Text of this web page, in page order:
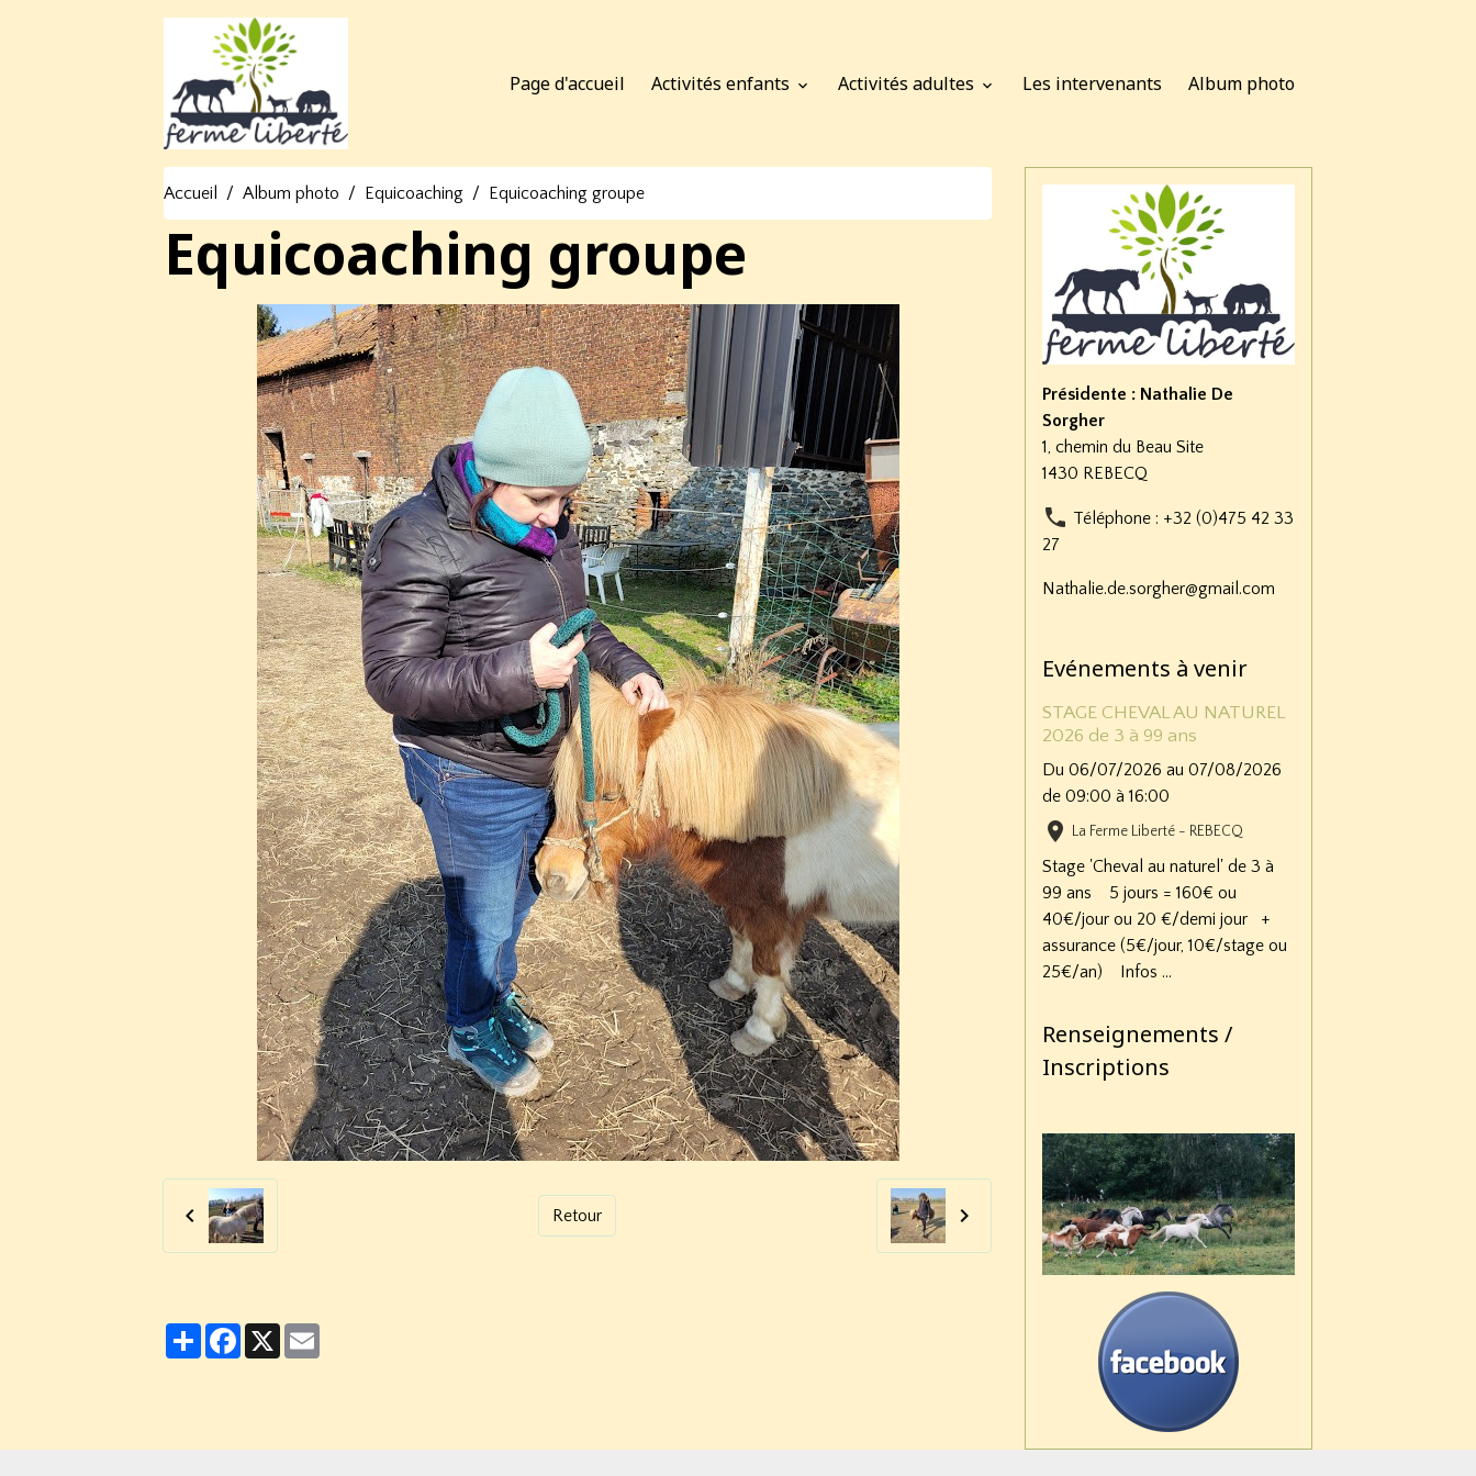
Page d'accueil Activités enfants Activités adultes Les intervenants Album photo
Accueil Album photo Equicoaching Equicoaching groupe
Equicoaching groupe
Retour
PartagerFacebook
X
Présidente : Nathalie De
Sorgher
1, chemin du Beau Site
1430 REBECQ
Téléphone : +32 (0)475 42 33
27
Nathalie.de.sorgher@gmail.com
Evénements à venir
STAGE CHEVAL AU NATUREL
2026 de 3 à 99 ans
Du 06/07/2026 au 07/08/2026
de 09:00 à 16:00
La Ferme Liberté - REBECQ
Stage 'Cheval au naturel' de 3 à
99 ans 5 jours = 160€ ou
40€/jour ou 20 €/demi jour +
assurance (5€/jour, 10€/stage ou
25€/an) Infos ...
Renseignements /
Inscriptions